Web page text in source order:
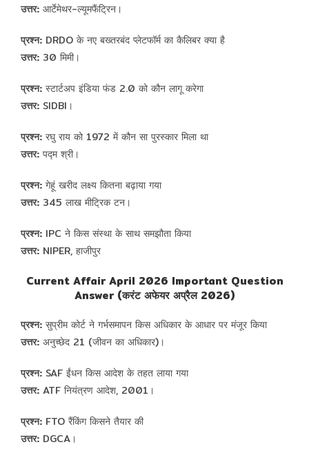
उत्तर:आर्टेमेथर-ल्यूमफैंट्रिन।
प्रश्न:DRDO के नए बख्तरबंद प्लेटफॉर्म का कैलिबर क्या है
उत्तर:30 मिमी।
प्रश्न:स्टार्टअप इंडिया फंड 2.0 को कौन लागू करेगा
उत्तर:SIDBI।
प्रश्न:रघु राय को 1972 में कौन सा पुरस्कार मिला था
उत्तर:पद्म श्री।
प्रश्न:गेहूं खरीद लक्ष्य कितना बढ़ाया गया
उत्तर:345 लाख मीट्रिक टन।
प्रश्न:IPC ने किस संस्था के साथ समझौता किया
उत्तर:NIPER, हाजीपुर
Current Affair April 2026 Important Question
Answer (करंट अफेयर अप्रैल 2026)
प्रश्न:सुप्रीम कोर्ट ने गर्भसमापन किस अधिकार के आधार पर मंजूर किया
उत्तर:अनुच्छेद 21 (जीवन का अधिकार)।
प्रश्न:SAF ईंधन किस आदेश के तहत लाया गया
उत्तर:ATF नियंत्रण आदेश, 2001।
प्रश्न:FTO रैंकिंग किसने तैयार की
उत्तर:DGCA।